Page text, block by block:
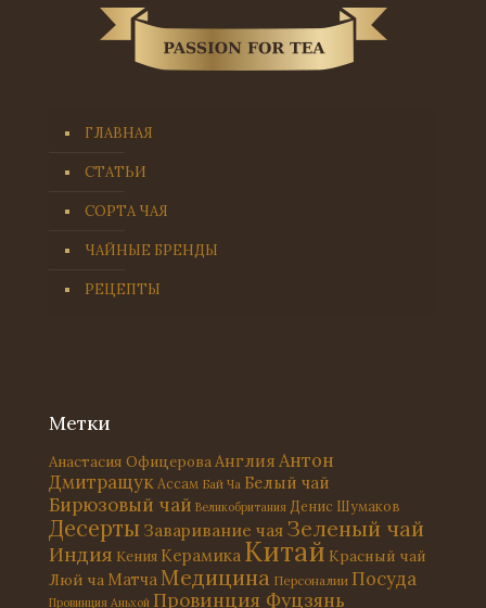
ГЛАВНАЯ
СТАТЬИ
СОРТА ЧАЯ
ЧАЙНЫЕ БРЕНДЫ
РЕЦЕПТЫ
Метки
Анастасия ОфицероваАнглия Антон
Дмитращук Ассам Бай Ча Белый чай
Бирюзовый чай Великобритания Денис Шумаков
Десерты Заваривание чая Зеленый чай
Индия Кения Керамика Китай Красный чай
Люй ча МатчаМедицина Персоналии Посуда
Провинция Аньхой Провинция Фуцзянь